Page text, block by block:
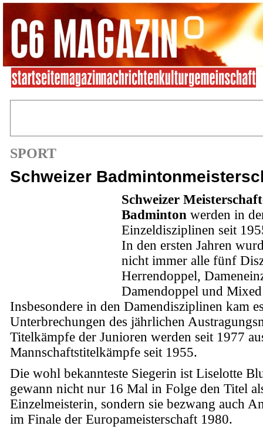
SPORT
Schweizer
Schweizer
Badminton werden in
Einzeldisziplinen seit
In den ersten Jahren
nicht immer alle fünf
Herrendoppel,
Damendoppel und
Insbesondere in den Damendisziplinen kam
Unterbrechungen des jährlichen
Titelkämpfe der Junioren werden seit 1977
Mannschaftstitelkämpfe seit 1955.
Die wohl bekannteste Siegerin ist Liselotte
gewann nicht nur 16 Mal in Folge den Titel
Einzelmeisterin, sondern sie bezwang auch
im Finale der Europameisterschaft 1980.